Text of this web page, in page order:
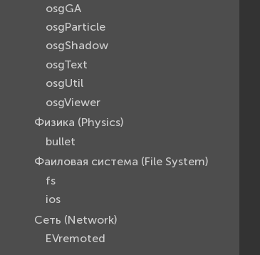
osgGA
osgParticle
osgShadow
osgText
osgUtil
osgViewer
Физика (Physics)
bullet
Фаиловая система (File System)
fs
ios
Сеть (Network)
EVremoted